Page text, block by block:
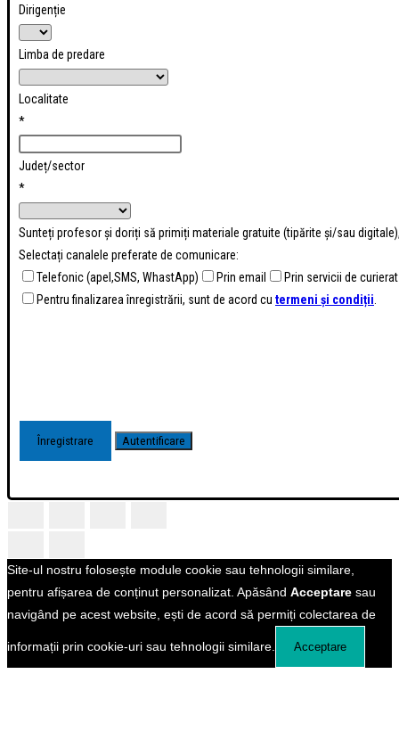
Dirigenție
Limba de predare
Localitate
*
Județ/sector
*
Sunteți profesor și doriți să primiți materiale gratuite (tipărite și/sau
Selectați canalele preferate de comunicare:
Telefonic (apel,SMS, WhastApp)
Prin email
Prin servicii de curierat
Pentru finalizarea înregistrării, sunt de acord cu termeni și condiții
Site-ul nostru folosește module cookie sau tehnologii similare,
pentru afișarea de conținut personalizat. Apăsând Acceptare sau
navigând pe acest website, ești de acord să permiți colectarea de
informații prin cookie-uri sau tehnologii similare. Acceptare